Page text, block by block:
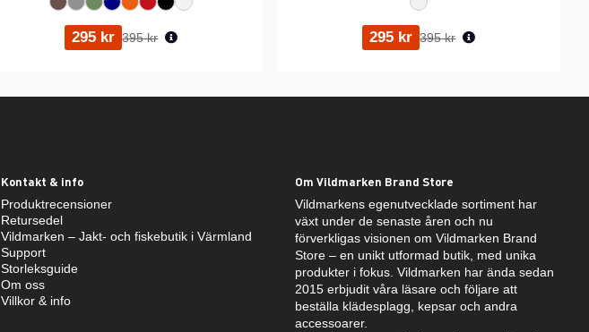
295 kr Ordinarie pris:
395 kr 295 kr Ordinarie pris:
395 kr
Kontakt & info
Produktrecensioner
Retursedel
Vildmarken – Jakt- och fiskebutik i Värmland
Support
Storleksguide
Om oss
Villkor & info
Om Vildmarken Brand Store
Vildmarkens egenutvecklade sortiment har
växt under de senaste åren och nu
förverkligas visionen om Vildmarken Brand
Store – en unikt utformad butik, med unika
produkter i fokus. Vildmarken har ända sedan
2015 erbjudit våra läsare och följare att
beställa klädesplagg, kepsar och andra
accessoarer.